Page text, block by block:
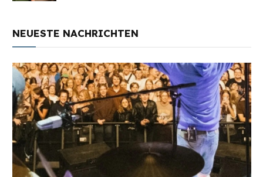
NEUESTE NACHRICHTEN